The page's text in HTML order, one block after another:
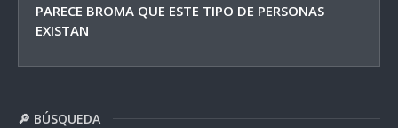
PARECE BROMA QUE ESTE TIPO DE PERSONAS
EXISTAN
🔎 BÚSQUEDA